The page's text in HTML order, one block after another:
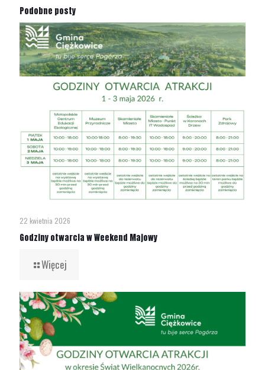
Podobne posty
22 kwietnia 2026
Godziny otwarcia w Weekend Majowy
Więcej